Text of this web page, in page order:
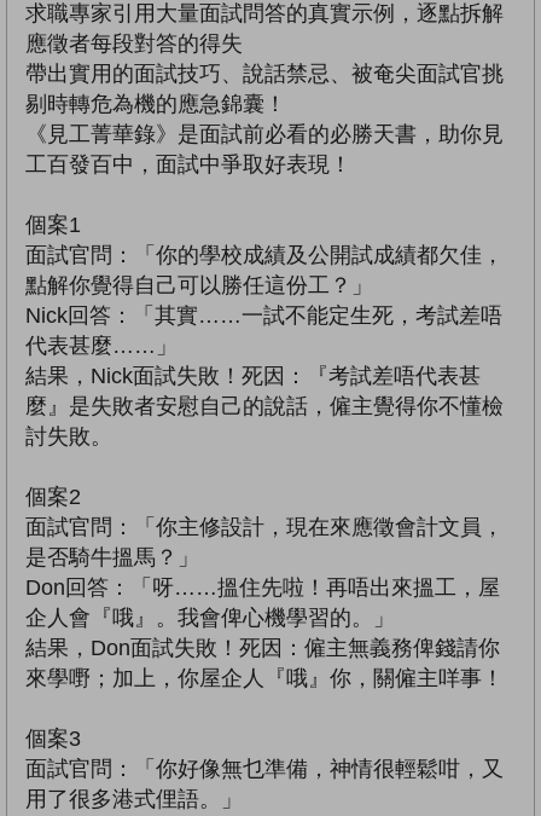
求職專家引用大量面試問答的真實示例，逐點拆解
應徵者每段對答的得失
帶出實用的面試技巧、說話禁忌、被奄尖面試官挑
剔時轉危為機的應急錦囊！
《見工菁華錄》是面試前必看的必勝天書，助你見
工百發百中，面試中爭取好表現！
個案1
面試官問：「你的學校成績及公開試成績都欠佳，
點解你覺得自己可以勝任這份工？」
Nick回答：「其實……一試不能定生死，考試差唔
代表甚麼……」
結果，Nick面試失敗！死因：『考試差唔代表甚
麼』是失敗者安慰自己的說話，僱主覺得你不懂檢
討失敗。
個案2
面試官問：「你主修設計，現在來應徵會計文員，
是否騎牛搵馬？」
Don回答：「呀……搵住先啦！再唔出來搵工，屋
企人會『哦』。我會俾心機學習的。」
結果，Don面試失敗！死因：僱主無義務俾錢請你
來學嘢；加上，你屋企人『哦』你，關僱主咩事！
個案3
面試官問：「你好像無乜準備，神情很輕鬆咁，又
用了很多港式俚語。」